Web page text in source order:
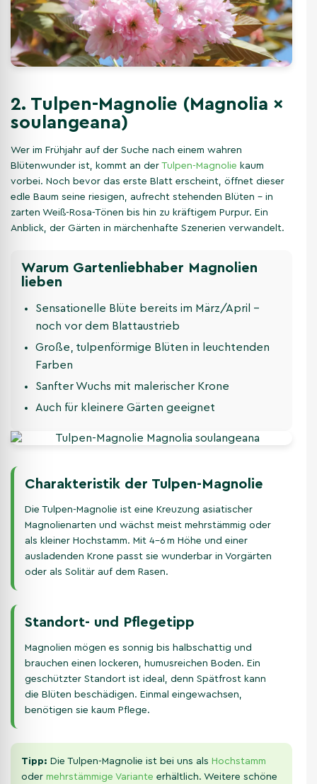
2. Tulpen-Magnolie (Magnolia ×
soulangeana)
Wer im Frühjahr auf der Suche nach einem wahren
Blütenwunder ist, kommt an der Tulpen-Magnolie kaum
vorbei. Noch bevor das erste Blatt erscheint, öffnet dieser
edle Baum seine riesigen, aufrecht stehenden Blüten – in
zarten Weiß-Rosa-Tönen bis hin zu kräftigem Purpur. Ein
Anblick, der Gärten in märchenhafte Szenerien verwandelt.
Warum Gartenliebhaber Magnolien
lieben
Sensationelle Blüte bereits im März/April –
noch vor dem Blattaustrieb
Große, tulpenförmige Blüten in leuchtenden
Farben
Sanfter Wuchs mit malerischer Krone
Auch für kleinere Gärten geeignet
Charakteristik der Tulpen-Magnolie
Die Tulpen-Magnolie ist eine Kreuzung asiatischer
Magnolienarten und wächst meist mehrstämmig oder
als kleiner Hochstamm. Mit 4–6 m Höhe und einer
ausladenden Krone passt sie wunderbar in Vorgärten
oder als Solitär auf dem Rasen.
Standort- und Pflegetipp
Magnolien mögen es sonnig bis halbschattig und
brauchen einen lockeren, humusreichen Boden. Ein
geschützter Standort ist ideal, denn Spätfrost kann
die Blüten beschädigen. Einmal eingewachsen,
benötigen sie kaum Pflege.
Tipp: Die Tulpen-Magnolie ist bei uns als Hochstamm
oder mehrstämmige Variante erhältlich. Weitere schöne